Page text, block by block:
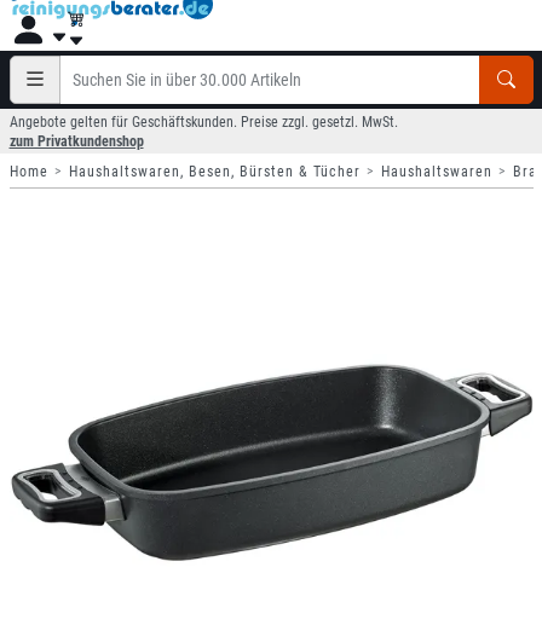
Angebote gelten für Geschäftskunden. Preise zzgl. gesetzl. MwSt.
zum Privatkundenshop
Home
Haushaltswaren, Besen, Bürsten & Tücher Haushaltswaren